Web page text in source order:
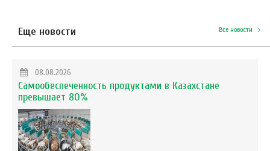
Еще новости Все новости
08.08.2026
Самообеспеченность продуктами в Казахстане
превышает 80%